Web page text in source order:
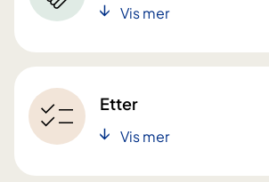
Vis mer
Etter
Vis mer